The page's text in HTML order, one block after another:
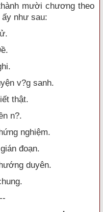
mười chương theo
như sau:
v?g sanh.
thật.
n?.
nghiệm.
đoạn.
duyên.